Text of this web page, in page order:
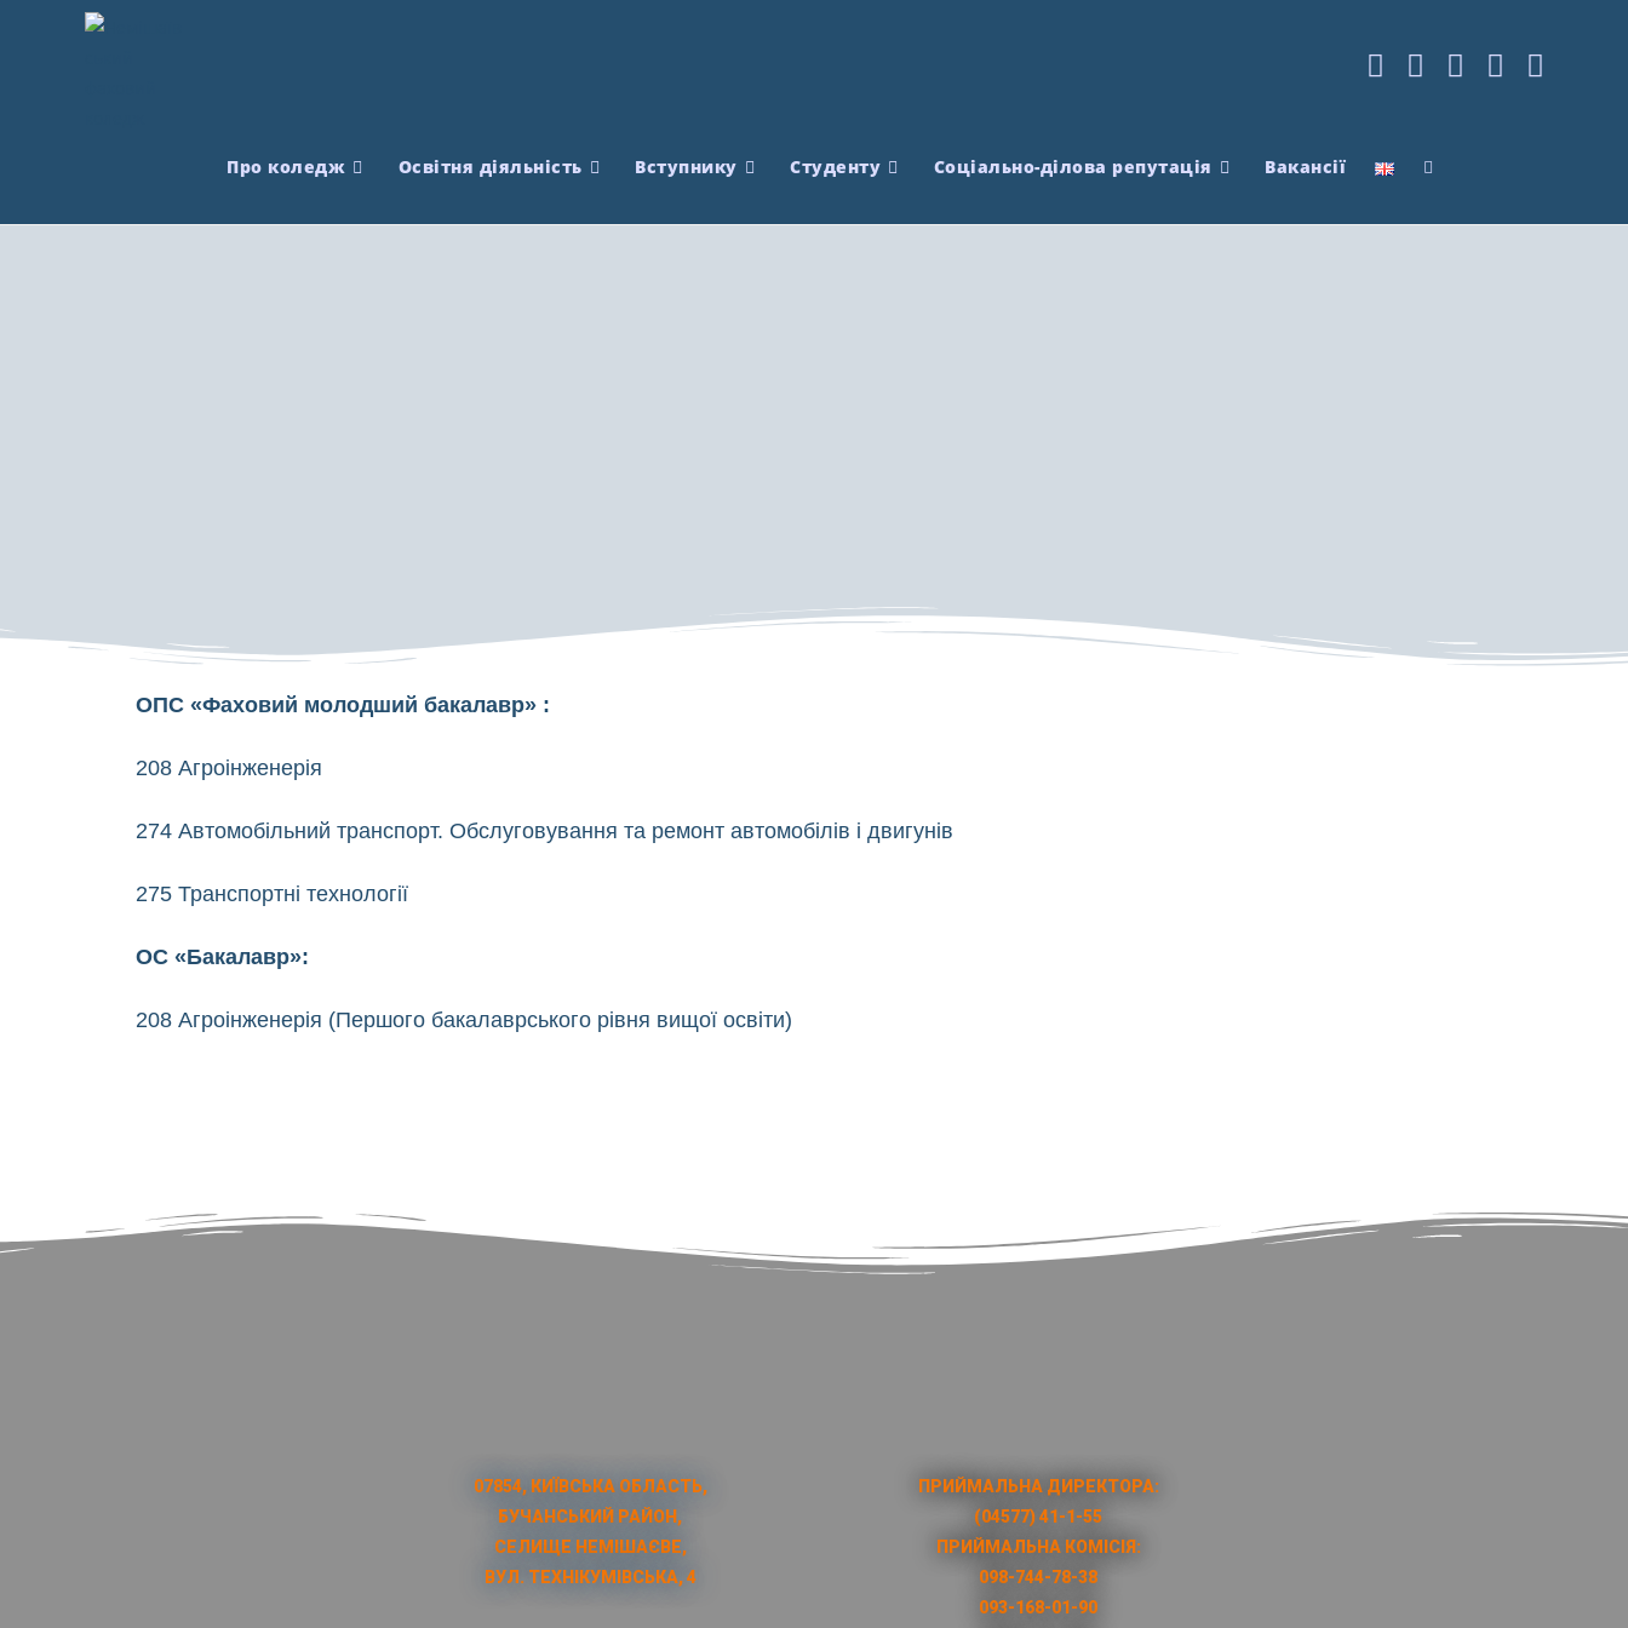
Про коледж Освітня діяльність Вступнику Студенту Соціально-ділова репутація Вакансії
ОПС «Фаховий молодший бакалавр» :
208 Агроінженерія
274 Автомобільний транспорт. Обслуговування та ремонт автомобілів і двигунів
275 Транспортні технології
ОС «Бакалавр»:
208 Агроінженерія (Першого бакалаврського рівня вищої освіти)
07854, КИЇВСЬКА ОБЛАСТЬ,
БУЧАНСЬКИЙ РАЙОН,
СЕЛИЩЕ НЕМІШАЄВЕ,
ВУЛ. ТЕХНІКУМІВСЬКА, 4
ПРИЙМАЛЬНА ДИРЕКТОРА:
(04577) 41-1-55
ПРИЙМАЛЬНА КОМІСІЯ:
098-744-78-38
093-168-01-90